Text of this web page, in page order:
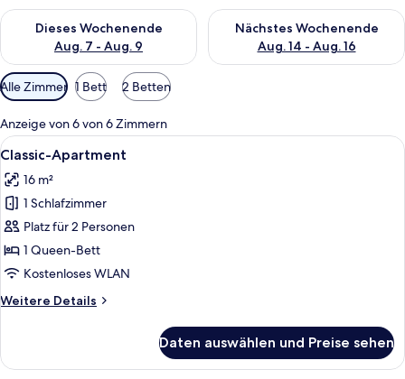
Dieses Wochenende
Aug. 7 - Aug. 9
Überprüfe die Verfügbarkeit für dieses Wochenende, Aug. 7
Nächstes Wochenende
Aug. 14 - Aug. 16
Überprüfe die Verfügbarkeit
Verfügbare
Filter
für
Zimmer
Alle Zimmer 1 Bett 2 Betten
Anzeige von 6 von 6 Zimmern
Alle
Fotos
für
Classic-
Apartment
anzeigen
Ein Schlafzimmer mit Bett,
9
Classic-Apartment
16 m²
1 Schlafzimmer
Platz für 2 Personen
1 Queen-Bett
Kostenloses WLAN
Weitere Details
Weitere
Apartment
Daten auswählen und Preise sehen